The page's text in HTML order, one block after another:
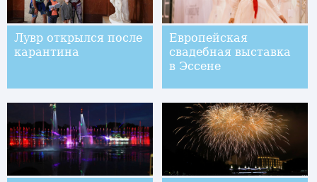
Лувр открылся после
карантина
Европейская
свадебная выставка
в Эссене